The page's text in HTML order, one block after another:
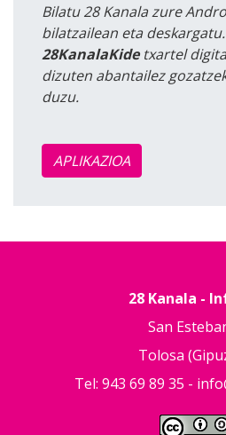
Bilatu 28 Kanala zure
bilatzailean eta
28KanalaKidetxartel
dizuten abantailez
duzu.
APLIKAZIOA
28 Kanala -
San
Tolosa
Tel: 943 69 89 35 -